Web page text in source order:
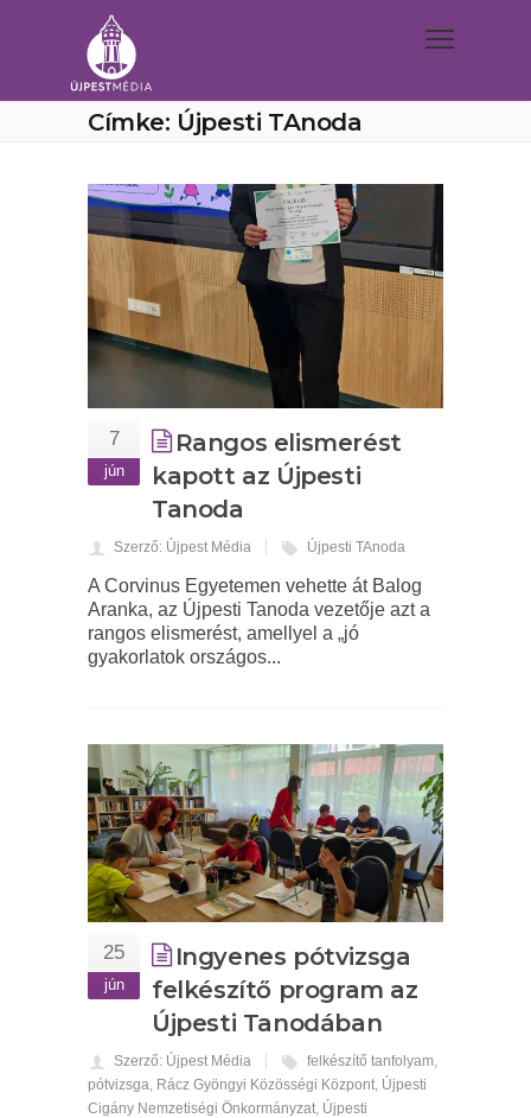
Címke: Újpesti TAnoda
7
jún
Rangos elismerést
kapott az Újpesti
Tanoda
Szerző: Újpest Média Újpesti TAnoda
A Corvinus Egyetemen vehette át Balog
Aranka, az Újpesti Tanoda vezetője azt a
rangos elismerést, amellyel a „jó
gyakorlatok országos...
25
jún
Ingyenes pótvizsga
felkészítő program az
Újpesti Tanodában
Szerző: Újpest Média felkészítő tanfolyam,
pótvizsga, Rácz Gyöngyi Közösségi Központ, Újpesti
Cigány Nemzetiségi Önkormányzat, Újpesti